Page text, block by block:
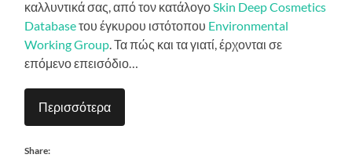
καλλυντικά σας, από τον κατάλογοSkin Deep Cosmetics
Databaseτου έγκυρου ιστότοπου Environmental
Working Group. Τα πώς και τα γιατί, έρχονται σε
επόμενο επεισόδιο…
Περισσότερα
Share: